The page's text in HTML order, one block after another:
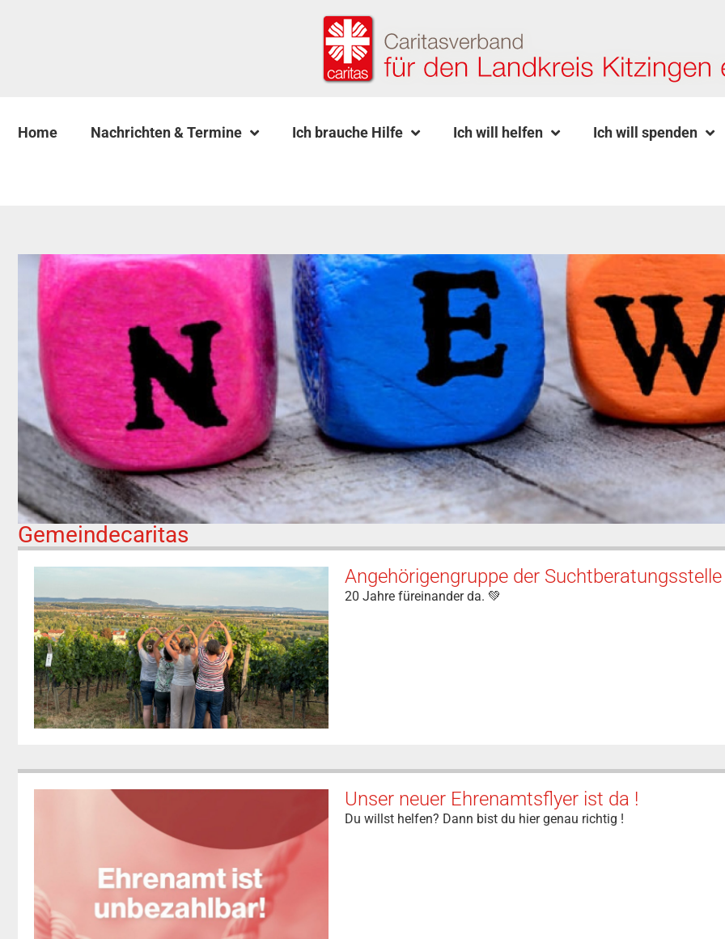
Home Nachrichten & Termine Ich brauche Hilfe Ich will helfen Ich will spenden
Gemeindecaritas
Angehörigengruppe der
20 Jahre füreinander da. 💚
Unser neuer Ehrenamtsflyer ist da !
Du willst helfen? Dann bist du hier genau richtig !